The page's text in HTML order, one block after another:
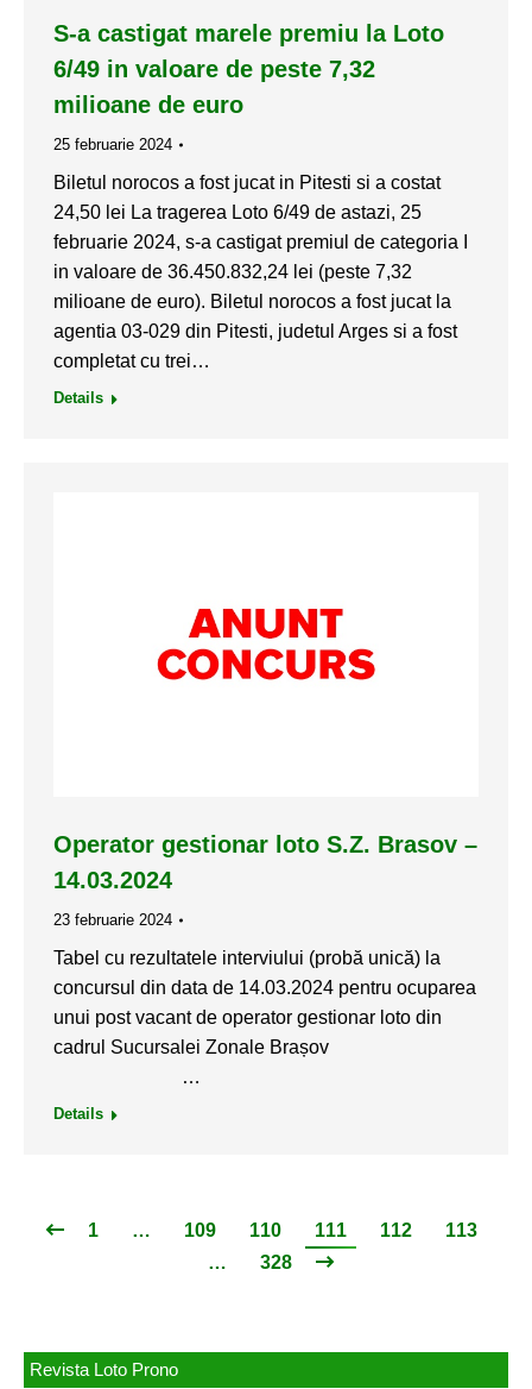
S-a castigat marele premiu la Loto
6/49 in valoare de peste 7,32
milioane de euro
25 februarie 2024
Biletul norocos a fost jucat in Pitesti si a costat
24,50 lei La tragerea Loto 6/49 de astazi, 25
februarie 2024, s-a castigat premiul de categoria I
in valoare de 36.450.832,24 lei (peste 7,32
milioane de euro). Biletul norocos a fost jucat la
agentia 03-029 din Pitesti, judetul Arges si a fost
completat cu trei…
Details
Operator gestionar loto S.Z. Brasov –
14.03.2024
23 februarie 2024
Tabel cu rezultatele interviului (probă unică) la
concursul din data de 14.03.2024 pentru ocuparea
unui post vacant de operator gestionar loto din
cadrul Sucursalei Zonale Brașov
…
Details
1 … 109 110 111 112
113
…
328
Revista Loto Prono